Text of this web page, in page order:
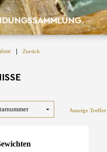
| Zurück
Anzeige Treffer